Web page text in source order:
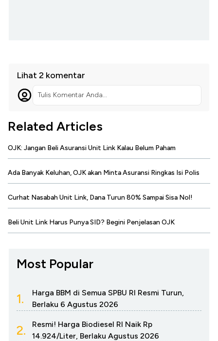
Lihat 2 komentar
Tulis Komentar Anda...
Related Articles
OJK: Jangan Beli Asuransi Unit Link Kalau Belum Paham
Ada Banyak Keluhan, OJK akan Minta Asuransi Ringkas Isi Polis
Curhat Nasabah Unit Link, Dana Turun 80% Sampai Sisa Nol!
Beli Unit Link Harus Punya SID? Begini Penjelasan OJK
Most Popular
1.
Harga BBM di Semua SPBU RI Resmi Turun,
Berlaku 6 Agustus 2026
2.
Resmi! Harga Biodiesel RI Naik Rp
14.924/Liter, Berlaku Agustus 2026